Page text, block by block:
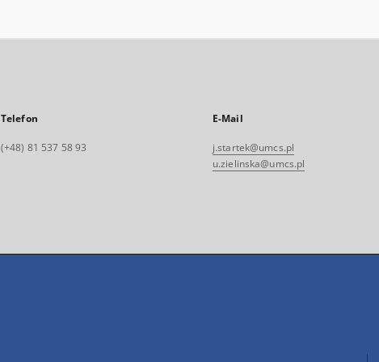
Telefon
(+48) 81 537 58 93
E-Mail
j.startek@umcs.pl
u.zielinska@umcs.pl